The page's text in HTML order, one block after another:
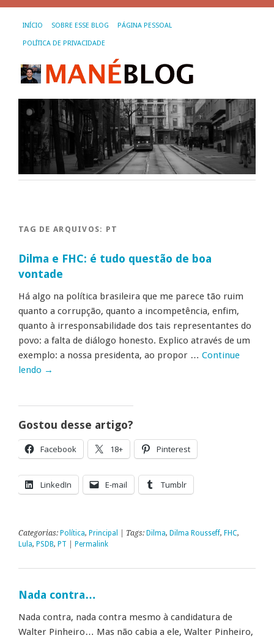
INÍCIO SOBRE ESSE BLOG PÁGINA PESSOAL
POLÍTICA DE PRIVACIDADE
TAG DE ARQUIVOS: PT
Dilma e FHC: é tudo questão de boa
vontade
Há algo na política brasileira que me parece tão ruim
quanto a corrupção, quanto a incompetência, enfim,
quanto à irresponsabilidade dos tais representantes do
povo: a falta de diálogo honesto. Explico através de um
exemplo: a nossa presidenta, ao propor … Continue
lendo →
Gostou desse artigo?
Facebook 18+ Pinterest
LinkedIn E-mail Tumblr
Categorias: Política, Principal | Tags: Dilma, Dilma Rousseff, FHC,
Lula, PSDB, PT Permalink
Nada contra…
Nada contra, nada contra mesmo à candidatura de
Walter Pinheiro… Mas não cabia a ele, Walter Pinheiro,